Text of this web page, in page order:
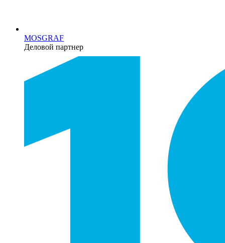
MOSGRAF
Деловой партнер